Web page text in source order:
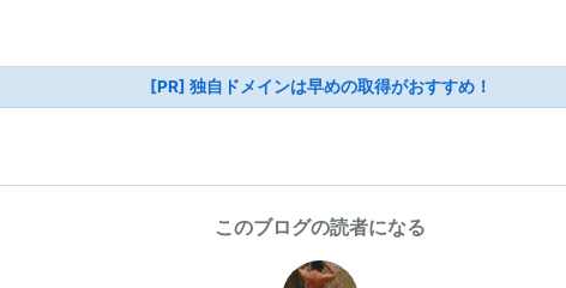
[PR] 独自ドメインは早めの取得がおすすめ！
このブログの読者になる